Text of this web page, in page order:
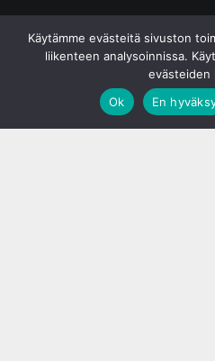
Käytämme evästeitä sivuston
liikenteen analysoinnissa.
evästeiden
Ok
En